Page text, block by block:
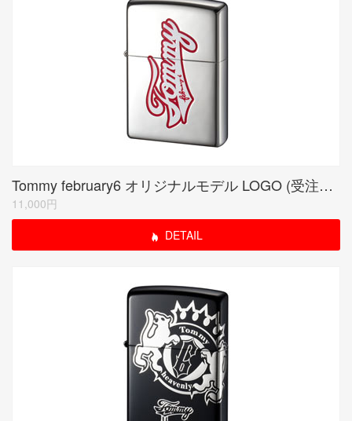
Tommy february6 オリジナルモデル LOGO (受注生産限定品)
11,000円
DETAIL